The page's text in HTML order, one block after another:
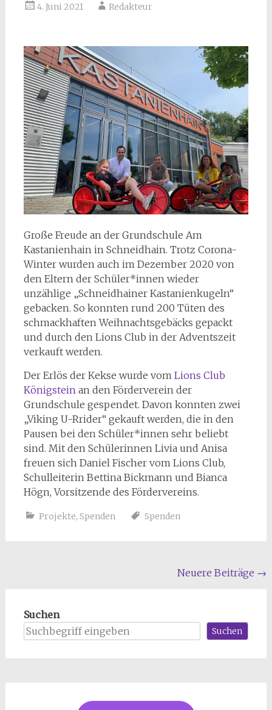
4. Juni 2021 Redakteur
Große Freude an der Grundschule Am
Kastanienhain in Schneidhain. Trotz Corona-
Winter wurden auch im Dezember 2020 von
den Eltern der Schüler*innen wieder
unzählige „Schneidhainer Kastanienkugeln“
gebacken. So konnten rund 200 Tüten des
schmackhaften Weihnachtsgebäcks gepackt
und durch den Lions Club in der Adventszeit
verkauft werden.
Der Erlös der Kekse wurde vom Lions Club
Königstein an den Förderverein der
Grundschule gespendet. Davon konnten zwei
„Viking U-Rrider“ gekauft werden, die in den
Pausen bei den Schüler*innen sehr beliebt
sind. Mit den Schülerinnen Livia und Anisa
freuen sich Daniel Fischer vom Lions Club,
Schulleiterin Bettina Bickmann und Bianca
Högn, Vorsitzende des Fördervereins.
Projekte, Spenden Spenden
Neuere Beiträge →
Suchen
Suchen